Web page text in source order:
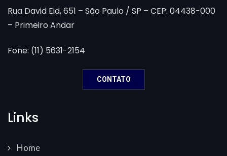
Rua David Eid, 651 – São Paulo / SP – CEP: 04438-000
– Primeiro Andar
Fone: (11) 5631-2154
CONTATO
Links
Home